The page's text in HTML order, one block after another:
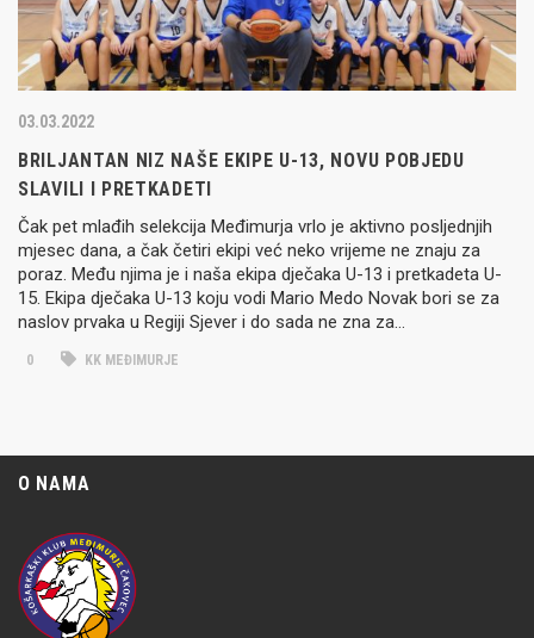
03.03.2022
BRILJANTAN NIZ NAŠE EKIPE U-13, NOVU POBJEDU
SLAVILI I PRETKADETI
Čak pet mlađih selekcija Međimurja vrlo je aktivno posljednjih
mjesec dana, a čak četiri ekipi već neko vrijeme ne znaju za
poraz. Među njima je i naša ekipa dječaka U-13 i pretkadeta U-
15. Ekipa dječaka U-13 koju vodi Mario Medo Novak bori se za
naslov prvaka u Regiji Sjever i do sada ne zna za…
0 KK MEĐIMURJE
O NAMA